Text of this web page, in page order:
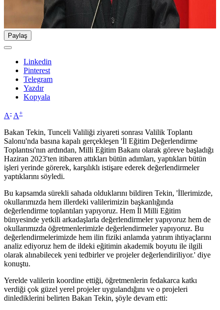
Paylaş
Linkedin
Pinterest
Telegram
Yazdır
Kopyala
A- A+
Bakan Tekin, Tunceli Valiliği ziyareti sonrası Valilik Toplantı
Salonu'nda basına kapalı gerçekleşen 'İl Eğitim Değerlendirme
Toplantısı'nın ardından, Milli Eğitim Bakanı olarak göreve başladığı
Haziran 2023'ten itibaren attıkları bütün adımları, yaptıkları bütün
işleri yerinde görerek, karşılıklı istişare ederek değerlendirmeler
yaptıklarını söyledi.
Bu kapsamda sürekli sahada olduklarını bildiren Tekin, 'İllerimizde,
okullarımızda hem illerdeki valilerimizin başkanlığında
değerlendirme toplantıları yapıyoruz. Hem İl Milli Eğitim
bünyesinde yetkili arkadaşlarla değerlendirmeler yapıyoruz hem de
okullarımızda öğretmenlerimizle değerlendirmeler yapıyoruz. Bu
değerlendirmelerimizde hem ilin fiziki anlamda yatırım ihtiyaçlarını
analiz ediyoruz hem de ildeki eğitimin akademik boyutu ile ilgili
olarak alınabilecek yeni tedbirler ve projeler değerlendiriliyor.' diye
konuştu.
Yerelde valilerin koordine ettiği, öğretmenlerin fedakarca katkı
verdiği çok güzel yerel projeler uygulandığını ve o projeleri
dinlediklerini belirten Bakan Tekin, şöyle devam etti: